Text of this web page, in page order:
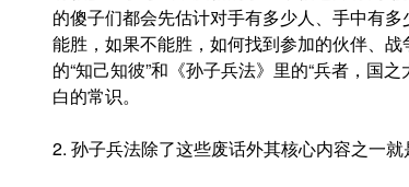
的傻子们都会先估计对手有多少人、手中有
能胜，如果不能胜，如何找到参加的伙伴、
的“知己知彼”和《孙子兵法》里的“兵者，国
白的常识。
2. 孙子兵法除了这些废话外其核心内容之一就